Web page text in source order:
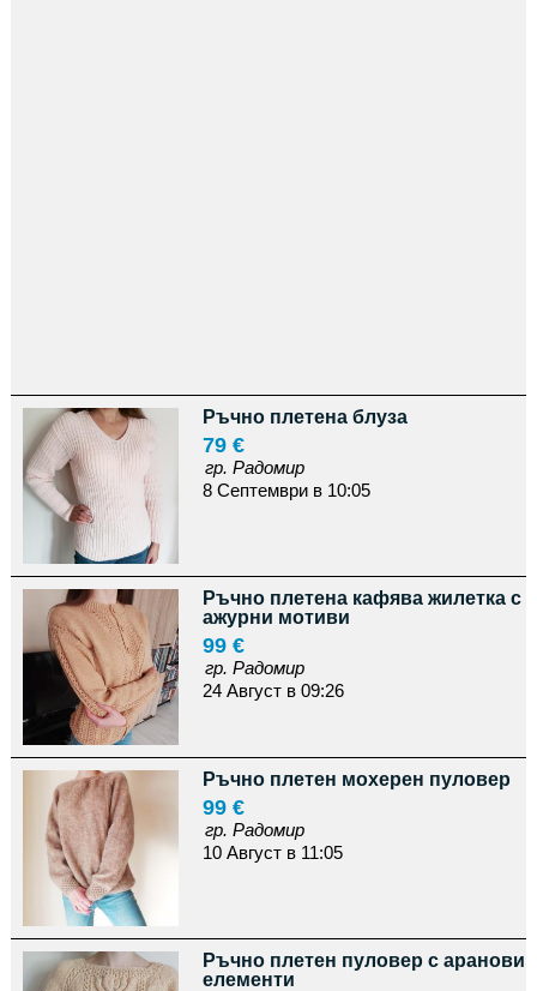
Ръчно плетена блуза
79 €
гр. Радомир
8 Септември в 10:05
Ръчно плетена кафява жилетка с
ажурни мотиви
99 €
гр. Радомир
24 Август в 09:26
Ръчно плетен мохерен пуловер
99 €
гр. Радомир
10 Август в 11:05
Ръчно плетен пуловер с аранови
елементи